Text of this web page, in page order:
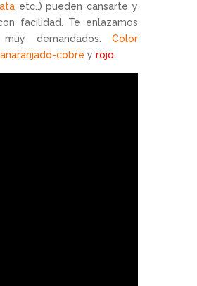
etc..) pueden cansarte y
facilidad. Te enlazamos
demandados. Color
cobre y rojo.